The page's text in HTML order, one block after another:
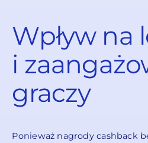
Wpływ na
i
graczy
Ponieważ nagrody cashback